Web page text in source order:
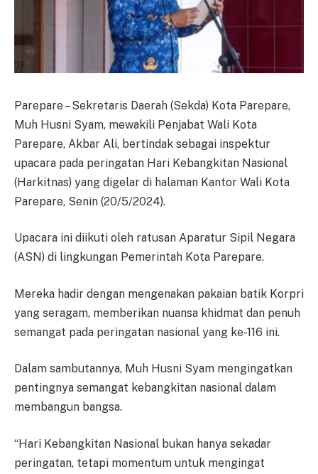
Parepare – Sekretaris Daerah (Sekda) Kota Parepare,
Muh Husni Syam, mewakili Penjabat Wali Kota
Parepare, Akbar Ali, bertindak sebagai inspektur
upacara pada peringatan Hari Kebangkitan Nasional
(Harkitnas) yang digelar di halaman Kantor Wali Kota
Parepare, Senin (20/5/2024).
Upacara ini diikuti oleh ratusan Aparatur Sipil Negara
(ASN) di lingkungan Pemerintah Kota Parepare.
Mereka hadir dengan mengenakan pakaian batik Korpri
yang seragam, memberikan nuansa khidmat dan penuh
semangat pada peringatan nasional yang ke-116 ini.
Dalam sambutannya, Muh Husni Syam mengingatkan
pentingnya semangat kebangkitan nasional dalam
membangun bangsa.
“Hari Kebangkitan Nasional bukan hanya sekadar
peringatan, tetapi momentum untuk mengingat